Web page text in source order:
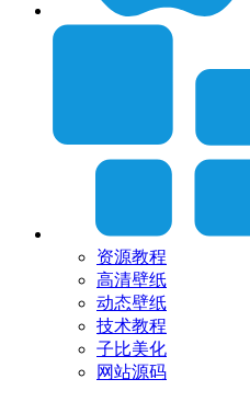
资源教程
高清壁纸
动态壁纸
技术教程
子比美化
网站源码